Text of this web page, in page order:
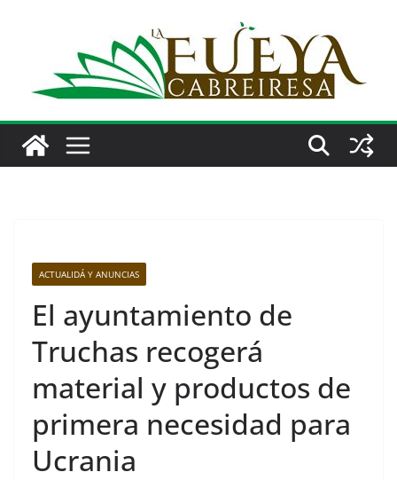
ACTUALIDÁ Y ANUNCIAS
El ayuntamiento de
Truchas recogerá
material y productos de
primera necesidad para
Ucrania